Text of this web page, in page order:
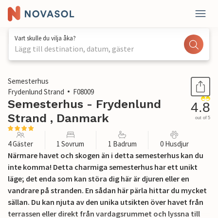
Vart skulle du vilja åka?
Lägg till destination, datum, gäster
1 / 23
Semesterhus
Frydenlund Strand
F08009
Semesterhus - Frydenlund
Strand , Danmark
4.8
out of 5
4 Gäster 1 Sovrum 1 Badrum 0 Husdjur
Närmare havet och skogen än i detta semesterhus kan du
inte komma! Detta charmiga semesterhus har ett unikt
läge; det enda som kan störa dig här är djuren eller en
vandrare på stranden. En sådan här pärla hittar du mycket
sällan. Du kan njuta av den unika utsikten över havet från
terrassen eller direkt från vardagsrummet och lyssna till